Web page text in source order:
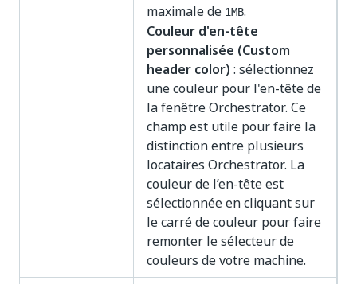
maximale de 1MB.
Couleur d'en-tête
personnalisée (Custom
header color) : sélectionnez
une couleur pour l'en-tête de
la fenêtre Orchestrator. Ce
champ est utile pour faire la
distinction entre plusieurs
locataires Orchestrator. La
couleur de l’en-tête est
sélectionnée en cliquant sur
le carré de couleur pour faire
remonter le sélecteur de
couleurs de votre machine.